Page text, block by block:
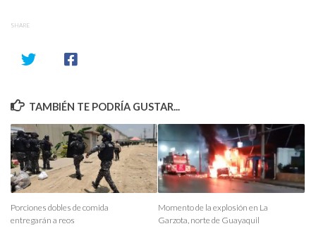
SHARE
TAMBIÉN TE PODRÍA GUSTAR...
Porciones dobles de comida
entregarán a reos
Momento de la explosión en La
Garzota, norte de Guayaquil